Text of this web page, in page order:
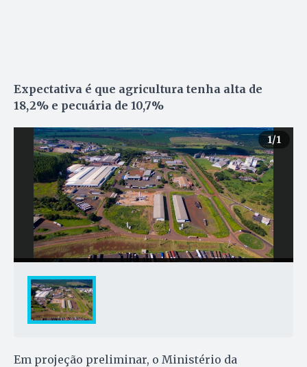
Expectativa é que agricultura tenha alta de
18,2% e pecuária de 10,7%
1/1
Em projeção preliminar, o Ministério da